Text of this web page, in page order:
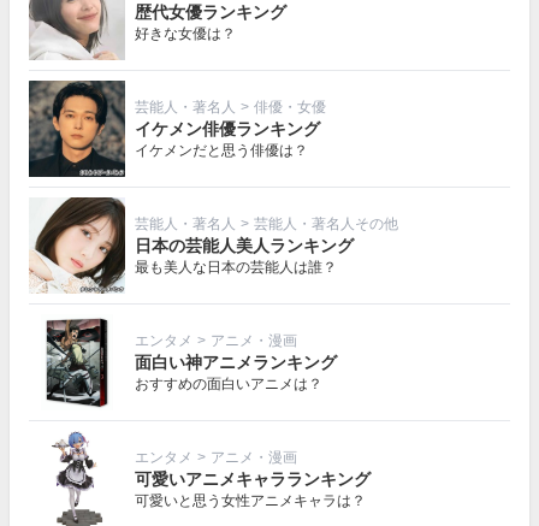
歴代女優ランキング
好きな女優は？
芸能人・著名人 > 俳優・女優
イケメン俳優ランキング
イケメンだと思う俳優は？
芸能人・著名人 > 芸能人・著名人その他
日本の芸能人美人ランキング
最も美人な日本の芸能人は誰？
エンタメ > アニメ・漫画
面白い神アニメランキング
おすすめの面白いアニメは？
エンタメ > アニメ・漫画
可愛いアニメキャラランキング
可愛いと思う女性アニメキャラは？